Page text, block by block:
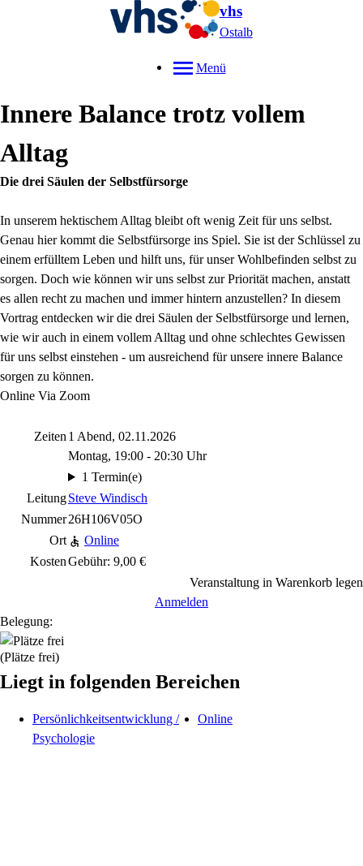
vhs
Ostalb
Menü
Innere Balance trotz vollem
Alltag
Die drei Säulen der Selbstfürsorge
In unserem hektischem Alltag bleibt oft wenig Zeit für uns selbst.
Genau hier kommt die Selbstfürsorge ins Spiel. Sie ist der Schlüssel zu
einem erfülltem Leben und hilft uns, für unser Wohlbefinden selbst zu
sorgen. Doch wie können wir uns selbst zur Priorität machen, anstatt
es allen recht zu machen und immer hintern anzustellen? In diesem
Vortrag entdecken wir die drei Säulen der Selbstfürsorge und lernen,
wie wir auch in einem vollem Alltag und ohne schlechtes Gewissen
für uns selbst einstehen - um ausreichend für unsere innere Balance
sorgen zu können.
Online Via Zoom
Zeiten 1 Abend, 02.11.2026
Montag, 19:00 - 20:30 Uhr
1 Termin(e)
LeitungSteve Windisch
Nummer26H106V05O
Ort
Online
KostenGebühr: 9,00 €
Veranstaltung in Warenkorb legen
Anmelden
Belegung:
(Plätze frei)
Liegt in folgenden Bereichen
Persönlichkeitsentwicklung /
Psychologie
Online